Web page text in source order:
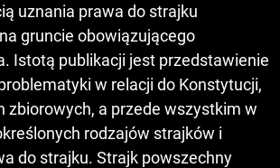
uznania prawa do strajku
gruncie obowiązującego
Istotą publikacji jest przedstawienie
w relacji do Konstytucji,
zbiorowych, a przede wszystkim w
rodzajów strajków i
do strajku. Strajk powszechny